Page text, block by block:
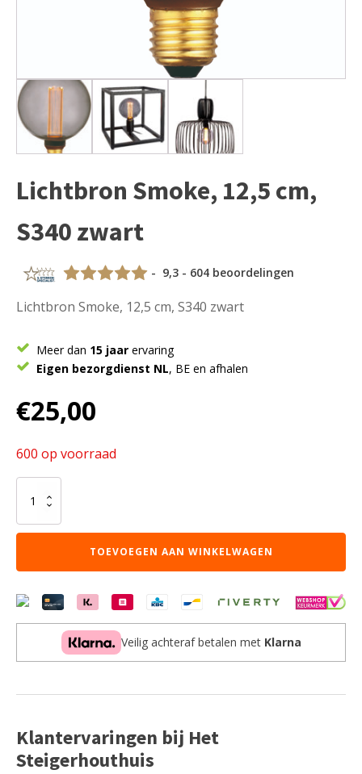
Lichtbron Smoke, 12,5 cm,
S340 zwart
- 9,3 - 604 beoordelingen
Lichtbron Smoke, 12,5 cm, S340 zwart
Meer dan 15 jaar ervaring
Eigen bezorgdienst NL, BE en afhalen
€25,00
600 op voorraad
Smoke,
12,5
cm,
zwart
TOEVOEGEN AAN WINKELWAGEN
Veilig achteraf betalen met Klarna
Klantervaringen bij Het
Steigerhouthuis